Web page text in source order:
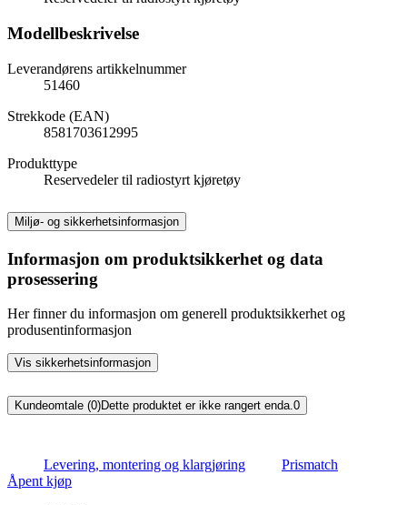
Modellbeskrivelse
Leverandørens artikkelnummer
51460
Strekkode (EAN)
8581703612995
Produkttype
Reservedeler til radiostyrt kjøretøy
Miljø- og sikkerhetsinformasjon
Informasjon om produktsikkerhet og data
prosessering
Her finner du informasjon om generell produktsikkerhet og
produsentinformasjon
Vis sikkerhetsinformasjon
Kundeomtale (0)Dette produktet er ikke rangert enda.0
Levering, montering og klargjøring
Prismatch
Åpent kjøp